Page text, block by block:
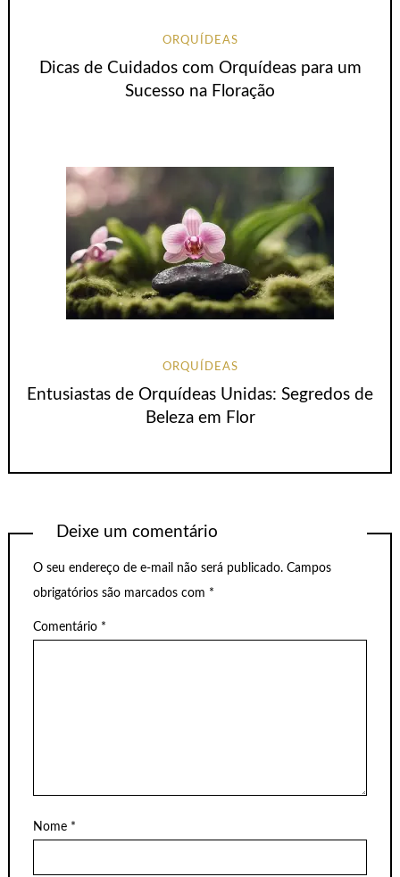
ORQUÍDEAS
Dicas de Cuidados com Orquídeas para um
Sucesso na Floração
ORQUÍDEAS
Entusiastas de Orquídeas Unidas: Segredos de
Beleza em Flor
Deixe um comentário
O seu endereço de e-mail não será publicado. Campos
obrigatórios são marcados com *
Comentário *
Nome *